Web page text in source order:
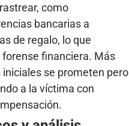
como
bancarias a
de regalo, lo que
financiera. Más
se prometen pero
a la víctima con